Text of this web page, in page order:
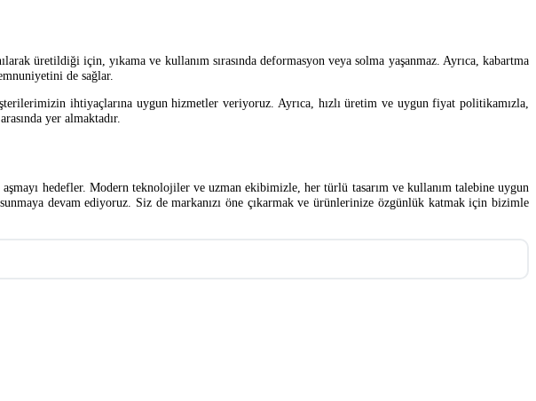
üretildiği için, yıkama ve kullanım sırasında deformasyon veya solma yaşanmaz. Ayrıca, kabartma
de sağlar.
ihtiyaçlarına uygun hizmetler veriyoruz. Ayrıca, hızlı üretim ve uygun fiyat politikamızla,
yer almaktadır.
hedefler. Modern teknolojiler ve uzman ekibimizle, her türlü tasarım ve kullanım talebine uygun
devam ediyoruz. Siz de markanızı öne çıkarmak ve ürünlerinize özgünlük katmak için bizimle